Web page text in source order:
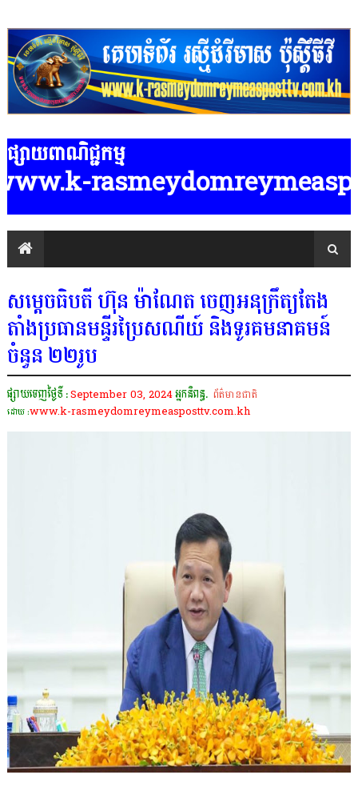
ផ្សាយពាណិជ្ជកម្ម
សម្តេចធិបតី ហ៊ុន ម៉ាណែត ចេញអនុក្រឹត្យតែង
តាំងប្រធានមន្ទីរប្រៃសណីយ៍ និងទូរគមនាគមន៍
ចំនួន ២២រូប
ផ្សាយចេញថ្ងៃទី :September 03, 2024អ្នកនិពន្ធ. ព័ត៌មានជាតិ
ដោយ :www.k-rasmeydomreymeasposttv.com.kh